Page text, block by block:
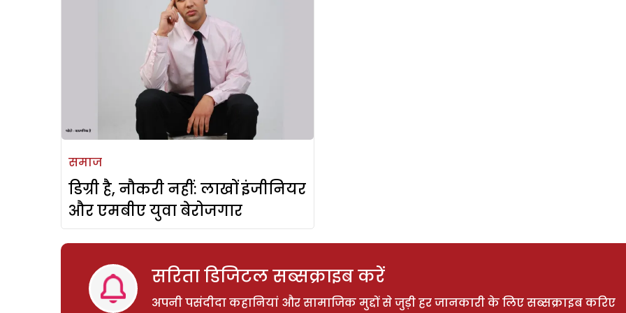
समाज
डिग्री है, नौकरी नहीं: लाखों इंजीनियर
और एमबीए युवा बेरोजगार
सरिता डिजिटल सब्सक्राइब करें
अपनी पसंदीदा कहानियां और सामाजिक मुद्दों से जुड़ी हर जानकारी के लिए सब्सक्राइब करिए